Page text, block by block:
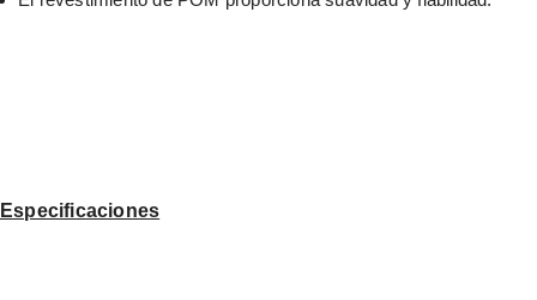
Especificaciones